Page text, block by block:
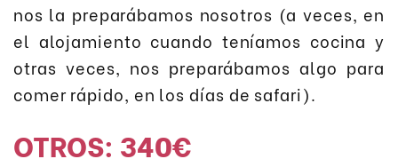
nos la preparábamos nosotros (a veces, en
el alojamiento cuando teníamos cocina y
otras veces, nos preparábamos algo para
comer rápido, en los días de safari).
OTROS: 340€